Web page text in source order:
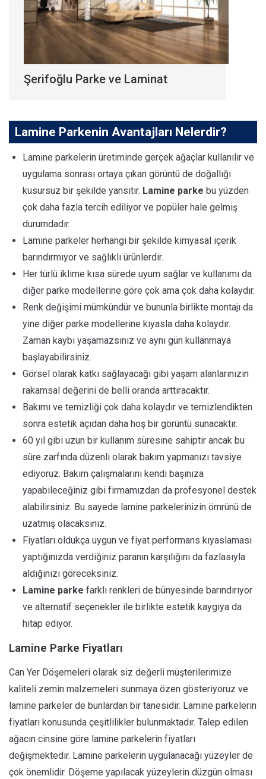
Şerifoğlu Parke ve Laminat
Lamine Parkenin Avantajları Nelerdir?
Lamine parkelerin üretiminde gerçek ağaçlar kullanılır ve
uygulama sonrası ortaya çıkan görüntü de doğallığı
kusursuz bir şekilde yansıtır. Lamine parke bu yüzden
çok daha fazla tercih ediliyor ve popüler hale gelmiş
durumdadır.
Lamine parkeler herhangi bir şekilde kimyasal içerik
barındırmıyor ve sağlıklı ürünlerdir.
Her türlü iklime kısa sürede uyum sağlar ve kullanımı da
diğer parke modellerine göre çok ama çok daha kolaydır.
Renk değişimi mümkündür ve bununla birlikte montajı da
yine diğer parke modellerine kıyasla daha kolaydır.
Zaman kaybı yaşamazsınız ve aynı gün kullanmaya
başlayabilirsiniz.
Görsel olarak katkı sağlayacağı gibi yaşam alanlarınızın
rakamsal değerini de belli oranda arttıracaktır.
Bakımı ve temizliği çok daha kolaydır ve temizlendikten
sonra estetik açıdan daha hoş bir görüntü sunacaktır.
60 yıl gibi uzun bir kullanım süresine sahiptir ancak bu
süre zarfında düzenli olarak bakım yapmanızı tavsiye
ediyoruz. Bakım çalışmalarını kendi başınıza
yapabileceğiniz gibi firmamızdan da profesyonel destek
alabilirsiniz. Bu sayede lamine parkelerinizin ömrünü de
uzatmış olacaksınız.
Fiyatları oldukça uygun ve fiyat performans kıyaslaması
yaptığınızda verdiğiniz paranın karşılığını da fazlasıyla
aldığınızı göreceksiniz.
Lamine parkefarklı renkleri de bünyesinde barındırıyor
ve alternatif seçenekler ile birlikte estetik kaygıya da
hitap ediyor.
Lamine Parke Fiyatları
Can Yer Döşemeleri olarak siz değerli müşterilerimize
kaliteli zemin malzemeleri sunmaya özen gösteriyoruz ve
lamine parkeler de bunlardan bir tanesidir. Lamine parkelerin
fiyatları konusunda çeşitlilikler bulunmaktadır. Talep edilen
ağacın cinsine göre lamine parkelerin fiyatları
değişmektedir. Lamine parkelerin uygulanacağı yüzeyler de
çok önemlidir. Döşeme yapılacak yüzeylerin düzgün olması